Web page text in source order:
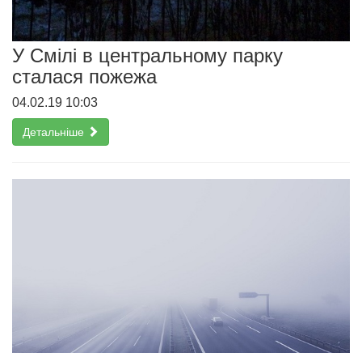
У Смілі в центральному парку
сталася пожежа
04.02.19 10:03
Детальніше